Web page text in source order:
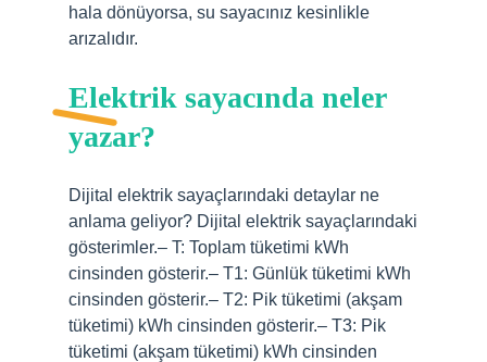
hala dönüyorsa, su sayacınız kesinlikle
arızalıdır.
Elektrik sayacında neler
yazar?
Dijital elektrik sayaçlarındaki detaylar ne
anlama geliyor? Dijital elektrik sayaçlarındaki
gösterimler.– T: Toplam tüketimi kWh
cinsinden gösterir.– T1: Günlük tüketimi kWh
cinsinden gösterir.– T2: Pik tüketimi (akşam
tüketimi) kWh cinsinden gösterir.– T3: Pik
tüketimi (akşam tüketimi) kWh cinsinden